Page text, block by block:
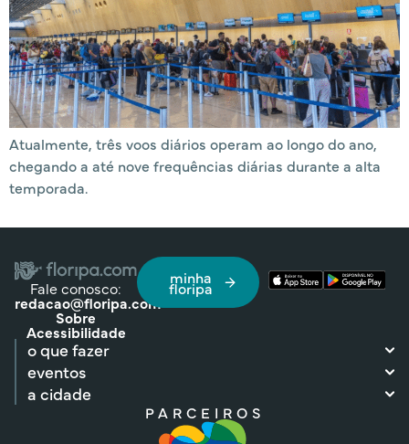
Atualmente, três voos diários operam ao longo do ano,
chegando a até nove frequências diárias durante a alta
temporada.
Fale conosco:
redacao@floripa.com
Sobre
Acessibilidade
minha
floripa
o que fazer
eventos
a cidade
PARCEIROS